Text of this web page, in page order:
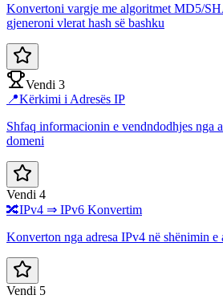
Konvertoni vargje me algoritmet MD5/
gjeneroni vlerat hash së bashku
Vendi 3
📍Kërkimi i Adresës IP
Shfaq informacionin e vendndodhjes nga
domeni
Vendi 4
🔀IPv4 ⇒ IPv6 Konvertim
Konverton nga adresa IPv4 në shënimin e
Vendi 5